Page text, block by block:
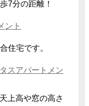
7分の距離！
ント
住宅です。
スアパートメン
上高や窓の高さ